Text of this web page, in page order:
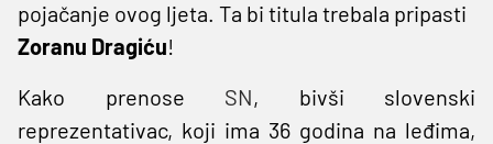
pojačanje ovog ljeta. Ta bi titula trebala pripasti
Zoranu Dragiću!
Kako prenose SN, bivši slovenski
reprezentativac, koji ima 36 godina na leđima,